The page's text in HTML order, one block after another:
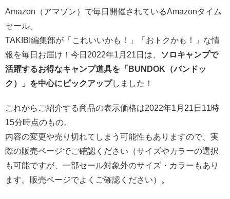
Amazon（アマゾン）で毎日開催されているAmazonタイム
セール。
TAKIBI編集部が「これいいかも！」「おトクかも！」な情
報を毎日お届け！今日2022年1月21日は、
ソロキャンプで
活躍するお得なキャンプ道具を「BUNDOK（バンドッ
ク）」を中心にピックアップしました！
これからご紹介する商品の表示価格は2022年1月21日11時
15分時点のもの。
内容の変更や売り切れてしまう可能性もありますので、実
際の販売ページでご確認ください（サイズやカラーの選択
も可能ですが、一部セール対象外のサイズ・カラーもあり
ます。販売ページでよくご確認ください）。